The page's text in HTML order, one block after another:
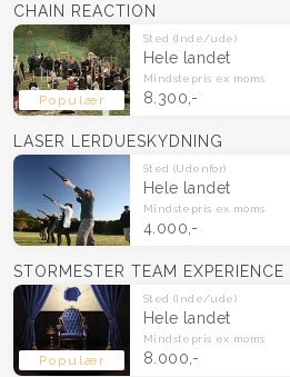
Populær
CHAIN REACTION
Sted (Inde/ude)
Hele landet
Mindstepris ex moms
8.300,-
LASER LERDUESKYDNING
Sted (Udenfor)
Hele landet
Mindstepris ex moms
4.000,-
Populær
STORMESTER TEAM EXPERIENCE
Sted (Inde/ude)
Hele landet
Mindstepris ex moms
8.000,-